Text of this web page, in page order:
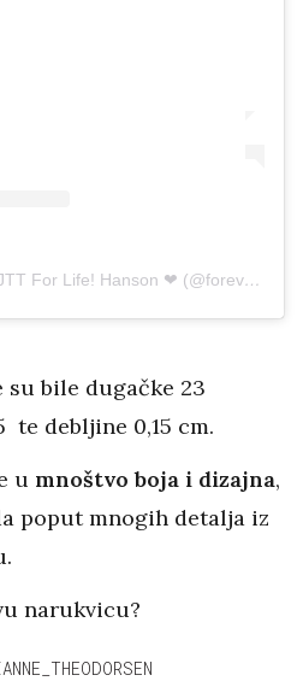
A post shared by Regina! JTT For Life! Hanson ❤ (@forever_90s_fan)
bile dugačke 23
debljine 0,15 cm.
u mnoštvo boja i dizajna,
poput mnogih detalja iz
narukvicu?